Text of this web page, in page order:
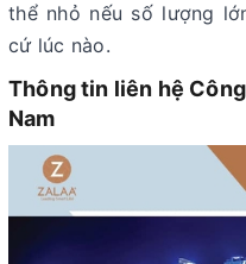
thể nhỏ nếu số lượng
cứ lúc nào.
Thông tin liên hệ
Nam